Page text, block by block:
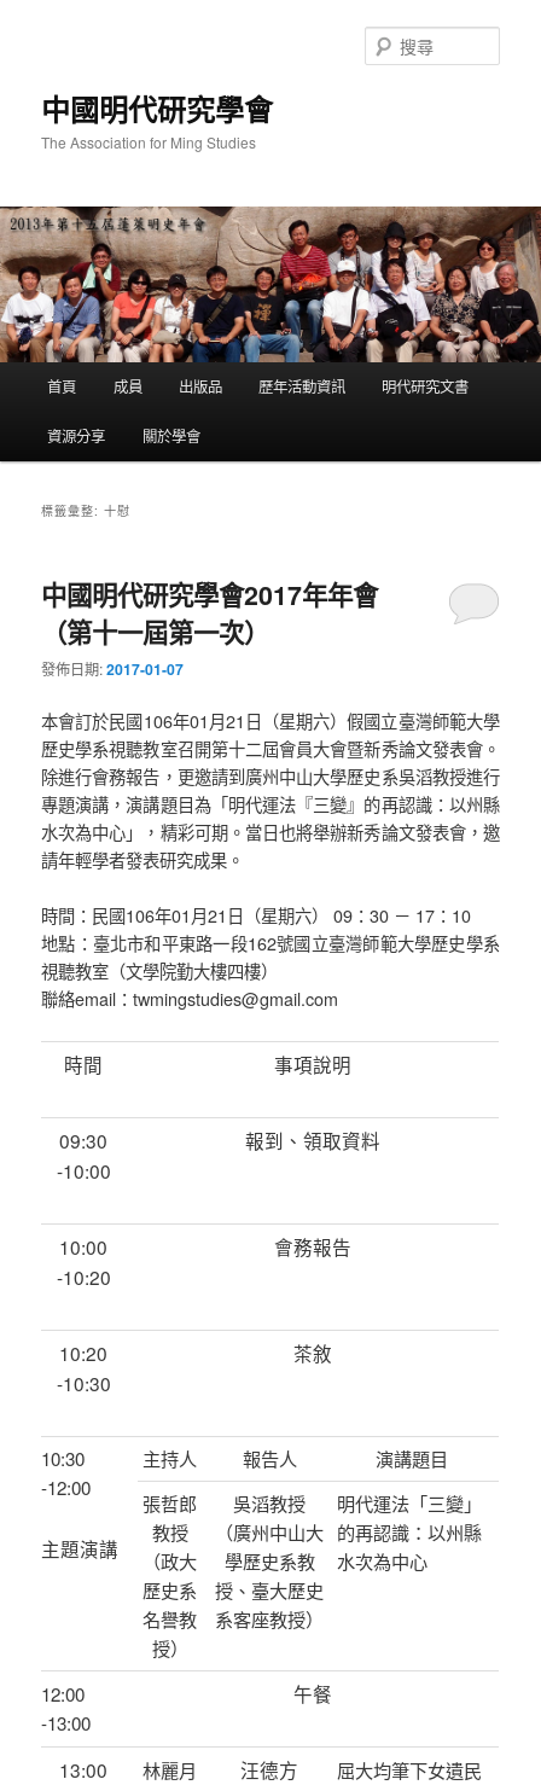
中國明代研究學會
The Association for Ming Studies
尋
首頁 成員 出版品 歷年活動資訊 明代研究文書
資源分享 關於學會
標籤彙整:十慰
中國明代研究學會2017年年會
（第十一屆第一次）
發佈日期:2017-01-07
本會訂於民國106年01月21日（星期六）假國立臺灣師範大學
歷史學系視聽教室召開第十二屆會員大會暨新秀論文發表會。
除進行會務報告，更邀請到廣州中山大學歷史系吳滔教授進行
專題演講，演講題目為「明代運法『三變』的再認識：以州縣
水次為中心」，精彩可期。當日也將舉辦新秀論文發表會，邀
請年輕學者發表研究成果。
時間：民國106年01月21日（星期六） 09：30 － 17：10
地點：臺北市和平東路一段162號國立臺灣師範大學歷史學系
視聽教室（文學院勤大樓四樓）
聯絡email：twmingstudies@gmail.com
時間 事項說明
09:30
-10:00
報到、領取資料
10:00
-10:20
會務報告
10:20
-10:30
茶敘
10:30
-12:00
主題演講
主持人 報告人
演講題目
張哲郎
教授
（政大
歷史系
名譽教
授）
吳滔教授
（廣州中山大
學歷史系教
授、臺大歷史
系客座教授）
明代運法「三變」
的再認識：以州縣
水次為中心
12:00
-13:00
午餐
13:00
林麗月
汪德方
屈大均筆下女遺民